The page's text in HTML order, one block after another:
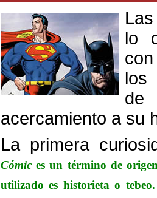
lo
los
de
acercamiento a su
La primera
Cómic es un término de
utilizado es historieta o